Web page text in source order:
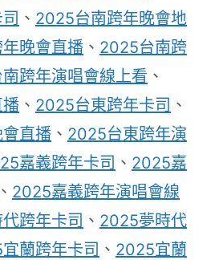
、 2025台南跨年晚會地
晚會直播 、 2025台南跨
跨年演唱會線上看 、
、 2025台東跨年卡司 、
直播 、 2025台東跨年演
嘉義跨年卡司 、 2025嘉
、 2025嘉義跨年演唱會線
跨年卡司 、 2025夢時代
蘭跨年卡司 、 2025宜蘭